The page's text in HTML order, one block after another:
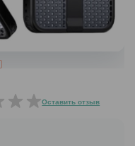
Оставить отзыв